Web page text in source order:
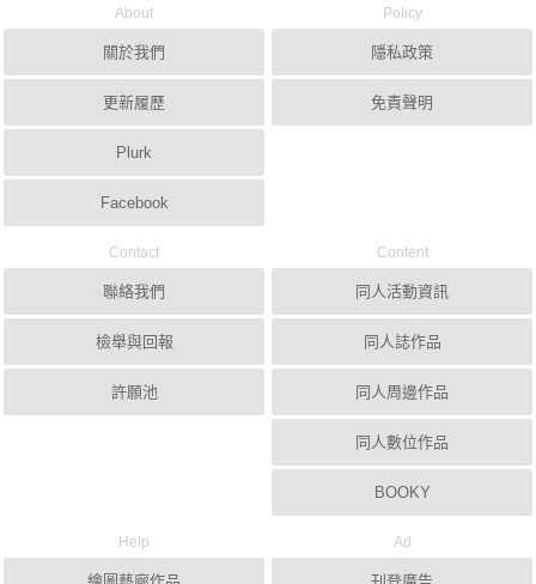
About
關於我們
更新履歷
Plurk
Facebook
Policy
隱私政策
免責聲明
Contact
聯絡我們
檢舉與回報
許願池
Content
同人活動資訊
同人誌作品
同人周邊作品
同人數位作品
BOOKY
Help Ad